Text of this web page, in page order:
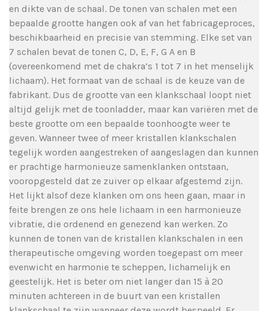
en dikte van de schaal. De tonen van schalen met een
bepaalde grootte hangen ook af van het fabricageproces,
beschikbaarheid en precisie van stemming. Elke set van
7 schalen bevat de tonen C, D, E, F, G A en B
(overeenkomend met de chakra’s 1 tot 7 in het menselijk
lichaam). Het formaat van de schaal is de keuze van de
fabrikant. Dus de grootte van een klankschaal loopt niet
altijd gelijk met de toonladder, maar kan variëren met de
beste grootte om een bepaalde toonhoogte weer te
geven. Wanneer twee of meer kristallen klankschalen
tegelijk worden aangestreken of aangeslagen dan kunnen
er prachtige harmonieuze samenklanken ontstaan,
vooropgesteld dat ze zuiver op elkaar afgestemd zijn.
Het lijkt alsof deze klanken om ons heen gaan, maar in
feite brengen ze ons hele lichaam in een harmonieuze
vibratie, die ordenend en genezend kan werken. Zo
kunnen de tonen van de kristallen klankschalen in een
therapeutische omgeving worden toegepast om meer
evenwicht en harmonie te scheppen, lichamelijk en
geestelijk. Het is beter om niet langer dan 15 à 20
minuten achtereen in de buurt van een kristallen